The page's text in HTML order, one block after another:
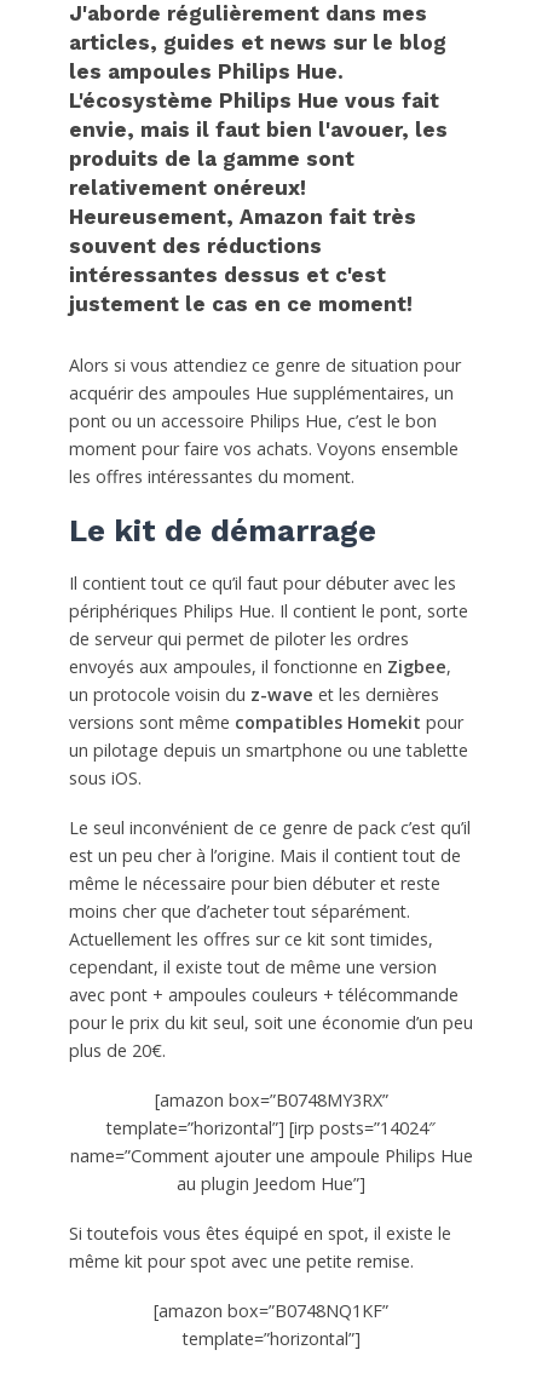
J'aborde régulièrement dans mes
articles, guides et news sur le blog
les ampoules Philips Hue.
L'écosystème Philips Hue vous fait
envie, mais il faut bien l'avouer, les
produits de la gamme sont
relativement onéreux!
Heureusement, Amazon fait très
souvent des réductions
intéressantes dessus et c'est
justement le cas en ce moment!
Alors si vous attendiez ce genre de situation pour
acquérir des ampoules Hue supplémentaires, un
pont ou un accessoire Philips Hue, c’est le bon
moment pour faire vos achats. Voyons ensemble
les offres intéressantes du moment.
Le kit de démarrage
Il contient tout ce qu’il faut pour débuter avec les
périphériques Philips Hue. Il contient le pont, sorte
de serveur qui permet de piloter les ordres
envoyés aux ampoules, il fonctionne en Zigbee,
un protocole voisin du z-wave et les dernières
versions sont même compatibles Homekit pour
un pilotage depuis un smartphone ou une tablette
sous iOS.
Le seul inconvénient de ce genre de pack c’est qu’il
est un peu cher à l’origine. Mais il contient tout de
même le nécessaire pour bien débuter et reste
moins cher que d’acheter tout séparément.
Actuellement les offres sur ce kit sont timides,
cependant, il existe tout de même une version
avec pont + ampoules couleurs + télécommande
pour le prix du kit seul, soit une économie d’un peu
plus de 20€.
[amazon box=”B0748MY3RX”
template=”horizontal”] [irp posts=”14024″
name=”Comment ajouter une ampoule Philips Hue
au plugin Jeedom Hue”]
Si toutefois vous êtes équipé en spot, il existe le
même kit pour spot avec une petite remise.
[amazon box=”B0748NQ1KF”
template=”horizontal”]